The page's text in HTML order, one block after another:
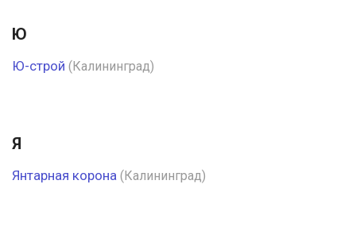
Ю
Ю-строй (Калининград)
Я
Янтарная корона (Калининград)